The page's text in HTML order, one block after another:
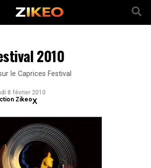
2010
le Caprices Festival
8 février 2010
Zikeo